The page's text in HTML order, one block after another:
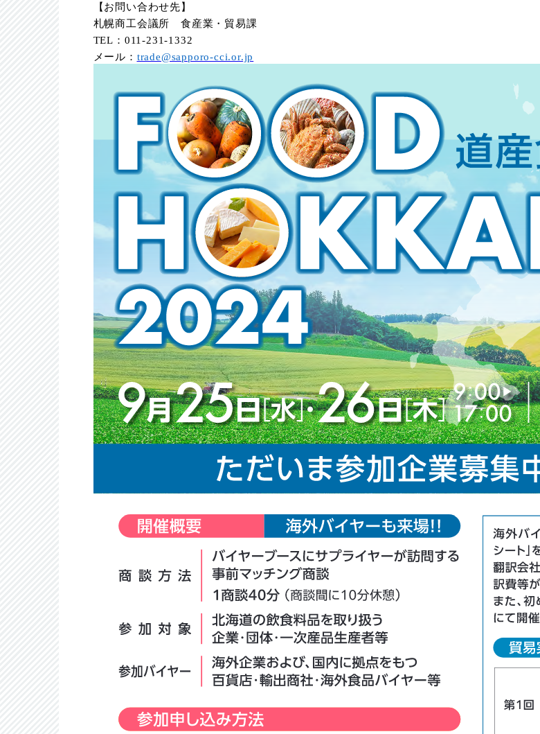
【お問い合わせ先】
札幌商工会議所 食産業・貿易課
TEL ： 011-231-1332
メール： trade@sapporo-cci.or.jp